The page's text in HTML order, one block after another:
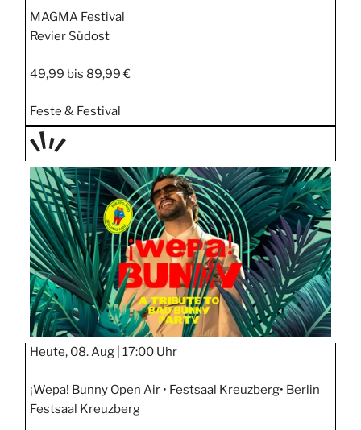
MAGMA Festival
Revier Südost
49,99 bis 89,99 €
Feste & Festival
TAGE
STIPP
Heute, 08. Aug | 17:00 Uhr
¡Wepa! Bunny Open Air • Festsaal Kreuzberg• Berlin
Festsaal Kreuzberg